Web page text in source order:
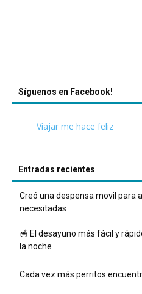
Síguenos en Facebook!
Viajar me hace feliz
Entradas recientes
Creó una despensa movil para
necesitadas
🥣 El desayuno más fácil y
la noche
Cada vez más perritos